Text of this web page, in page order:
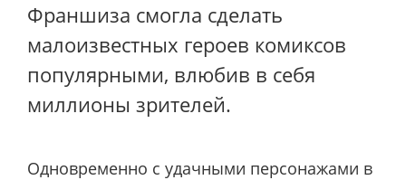
Франшиза смогла сделать
малоизвестных героев комиксов
популярными, влюбив в себя
миллионы зрителей.
Одновременно с удачными персонажами в